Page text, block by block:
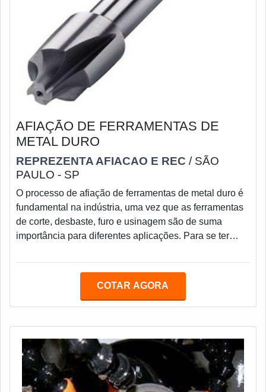
AFIAÇÃO DE FERRAMENTAS DE
METAL DURO
REPREZENTA AFIACAO E REC / SÃO
PAULO - SP
O processo de afiação de ferramentas de metal duro é
fundamental na indústria, uma vez que as ferramentas
de corte, desbaste, furo e usinagem são de suma
importância para diferentes aplicações. Para se ter
metal duro auxiliam na diminuição de custos
pode ser feita em vários tipos de empresas, como na
COTAR AGORA